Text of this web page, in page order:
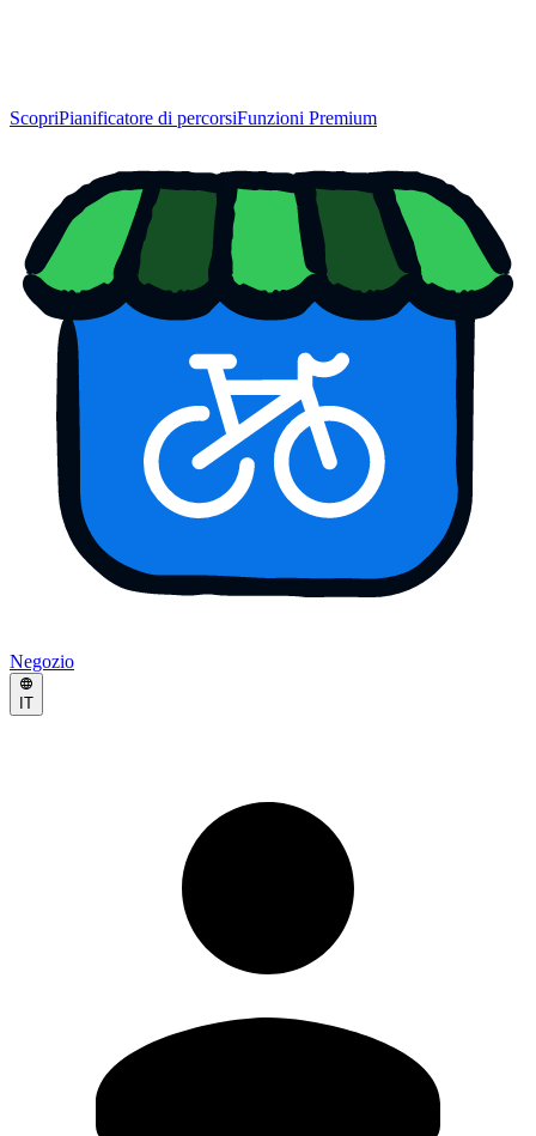
ScopriPianificatore di percorsiFunzioni Premium
Negozio
IT